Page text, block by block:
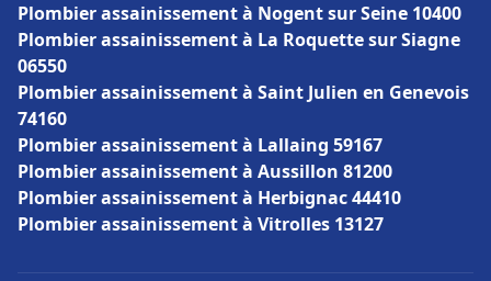
Plombier assainissement à Nogent sur Seine 10400
Plombier assainissement à La Roquette sur Siagne
06550
Plombier assainissement à Saint Julien en Genevois
74160
Plombier assainissement à Lallaing 59167
Plombier assainissement à Aussillon 81200
Plombier assainissement à Herbignac 44410
Plombier assainissement à Vitrolles 13127